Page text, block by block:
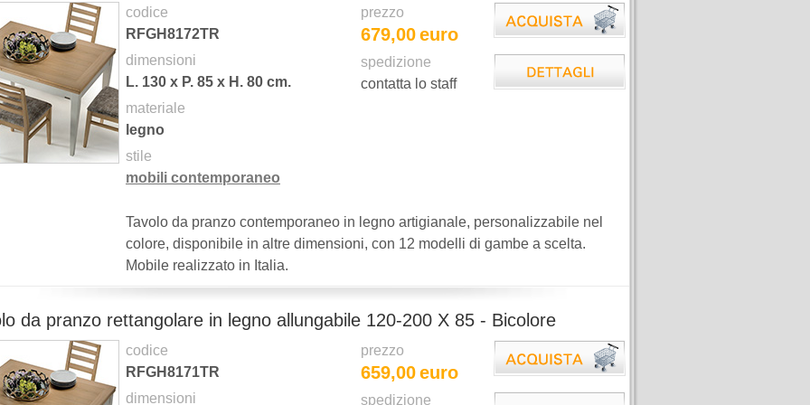
codice
RFGH8172TR
dimensioni
L. 130 x P. 85 x H. 80 cm.
materiale
legno
stile
mobili contemporaneo
prezzo
679,00euro
spedizione
contatta lo staff
Tavolo da pranzo contemporaneo in legno artigianale, personalizzabile nel
colore, disponibile in altre dimensioni, con 12 modelli di gambe a scelta.
Mobile realizzato in Italia.
da pranzo rettangolare in legno allungabile 120-200 X 85 - Bicolore
codice
RFGH8171TR
dimensioni
prezzo
659,00euro
spedizione